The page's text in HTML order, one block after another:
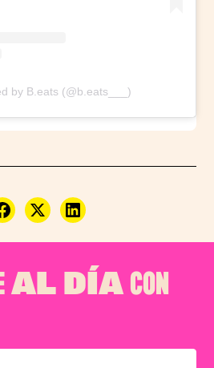
by B.eats (@b.eats___)
AL DÍA CON